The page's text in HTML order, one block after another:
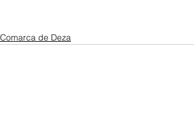
Comarca de Deza